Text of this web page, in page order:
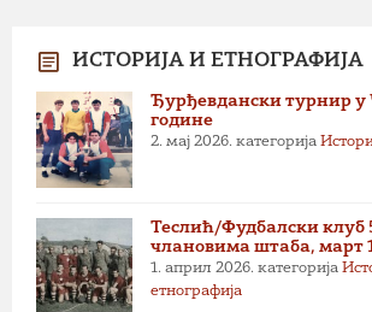
ИСТОРИЈА И ЕТНОГРАФИЈА
Ђурђевдански турнир у
године
2. мај 2026. категорија
Теслић/Фудбалски клуб
члановима штаба, март
1. април 2026. категорија
етнографија